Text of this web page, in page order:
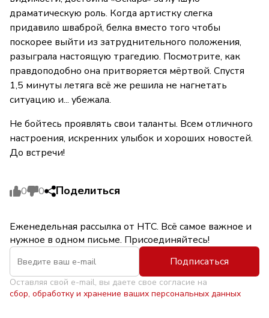
драматическую роль. Когда артистку слегка
придавило шваброй, белка вместо того чтобы
поскорее выйти из затруднительного положения,
разыграла настоящую трагедию. Посмотрите, как
правдоподобно она притворяется мёртвой. Спустя
1,5 минуты летяга всё же решила не нагнетать
ситуацию и... убежала.
Не бойтесь проявлять свои таланты. Всем отличного
настроения, искренних улыбок и хороших новостей.
До встречи!
0 0 Поделиться
Еженедельная рассылка от НТС. Всё самое важное и
нужное в одном письме. Присоединяйтесь!
Подписаться
Оставляя свой e-mail, вы даете свое согласие на
сбор, обработку и хранение ваших персональных данных